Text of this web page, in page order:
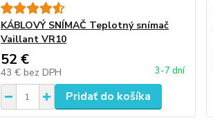
KÁBLOVÝ SNÍMAČ Teplotný snímač
Vaillant VR10
52 €
43 € bez DPH 3-7 dní
Pridať do košíka